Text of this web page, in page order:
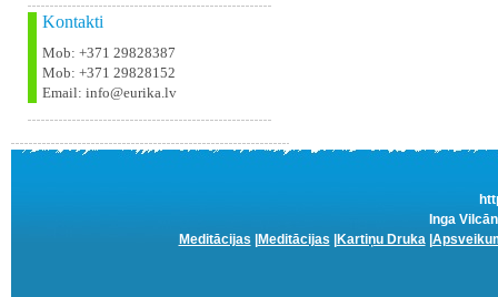
Kontakti
Mob: +371 29828387
Mob: +371 29828152
Email: info@eurika.lv
Inga
Meditācijas
Meditācijas Kartiņu Druka|